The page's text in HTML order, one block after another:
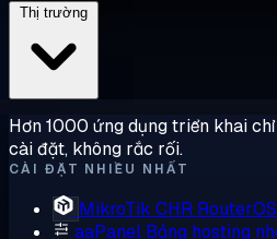
Hơn 1000 ứng dụng triển khai
cài đặt, không rắc rối.
CÀI ĐẶT NHIỀU NHẤT
MikroTik CHR
aaPanel Bảng hosting